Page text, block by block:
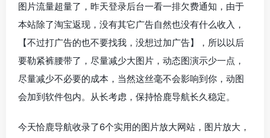
图片流量超量了，昨天登录后台一看一排欠费通知，由于
本站除了淘宝返现，没有其它广告自然也没有什么收入，
【不过打广告的也不要找我，没想过加广告】，所以以后
要勒紧裤腰带了，尽量减少大图片，动态图演示少一点，
尽量减少不必要的成本，当然这丝毫不会影响到你，动图
会加到软件包内。从长考虑，保持恰鹿导航长久稳定。
今天恰鹿导航收录了6个实用的图片放大网站，图片放大，